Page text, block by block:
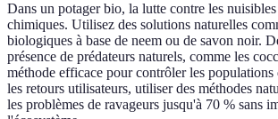
Dans un potager bio, la lutte contre les
chimiques. Utilisez des solutions naturelles
biologiques à base de neem ou de savon noir.
présence de prédateurs naturels, comme les
méthode efficace pour contrôler les populations
les retours utilisateurs, utiliser des méthodes
les problèmes de ravageurs jusqu'à 70 % sans